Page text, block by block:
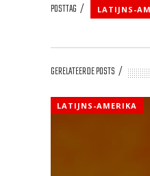
POSTTAG LATIJNS-
GERELATEERDE POSTS
LATIJNS-AMERIKA